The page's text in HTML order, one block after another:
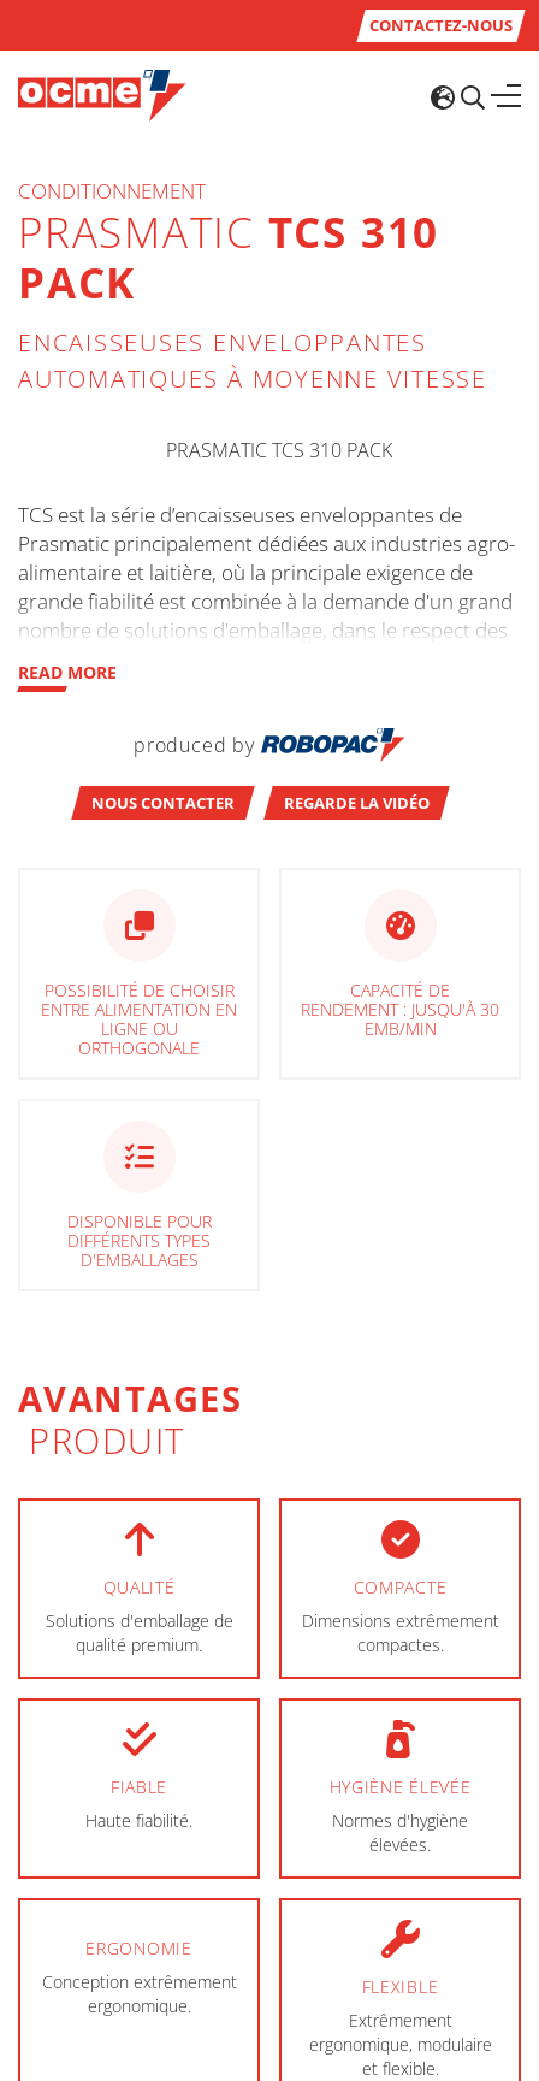
CONTACTEZ-NOUS
CONDITIONNEMENT
PRASMATIC TCS 310
PACK
ENCAISSEUSES ENVELOPPANTES
AUTOMATIQUES À MOYENNE VITESSE
TCS est la série d’encaisseuses enveloppantes de
Prasmatic principalement dédiées aux industries agro-
alimentaire et laitière, où la principale exigence de
grande fiabilité est combinée à la demande d'un grand
nombre de solutions d'emballage, dans le respect des
READ MORE
produced by
NOUS CONTACTER REGARDE LA VIDÉO
POSSIBILITÉ DE CHOISIR
ENTRE ALIMENTATION EN
LIGNE OU
ORTHOGONALE
CAPACITÉ DE
RENDEMENT : JUSQU'À 30
EMB/MIN
DISPONIBLE POUR
DIFFÉRENTS TYPES
D'EMBALLAGES
AVANTAGES
PRODUIT
QUALITÉ
Solutions d'emballage de
qualité premium.
COMPACTE
Dimensions extrêmement
compactes.
FIABLE
Haute fiabilité.
HYGIÈNE ÉLEVÉE
Normes d'hygiène
élevées.
ERGONOMIE
Conception extrêmement
ergonomique.
FLEXIBLE
Extrêmement
ergonomique, modulaire
et flexible.